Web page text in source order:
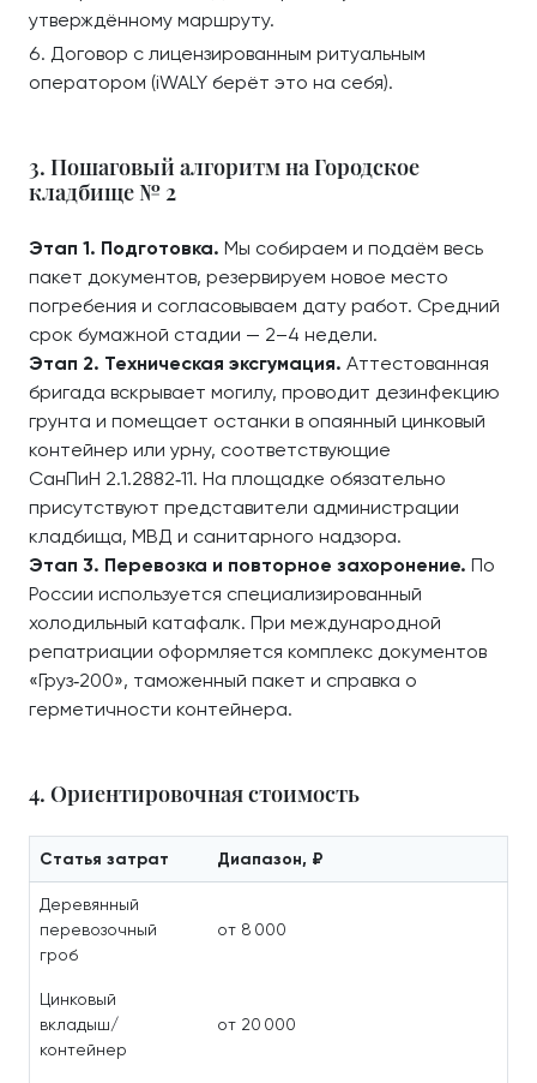
утверждённому маршруту.
Договор с лицензированным ритуальным
оператором (iWALY берёт это на себя).
3. Пошаговый алгоритм на Городское
кладбище № 2
Этап 1. Подготовка. Мы собираем и подаём весь
пакет документов, резервируем новое место
погребения и согласовываем дату работ. Средний
срок бумажной стадии — 2–4 недели.
Этап 2. Техническая эксгумация. Аттестованная
бригада вскрывает могилу, проводит дезинфекцию
грунта и помещает останки в опаянный цинковый
контейнер или урну, соответствующие
СанПиН 2.1.2882‑11. На площадке обязательно
присутствуют представители администрации
кладбища, МВД и санитарного надзора.
Этап 3. Перевозка и повторное захоронение. По
России используется специализированный
холодильный катафалк. При международной
репатриации оформляется комплекс документов
«Груз‑200», таможенный пакет и справка о
герметичности контейнера.
4. Ориентировочная стоимость
Статья затрат Диапазон, ₽
Деревянный
перевозочный
гроб
от 8 000
Цинковый
вкладыш/
контейнер
от 20 000